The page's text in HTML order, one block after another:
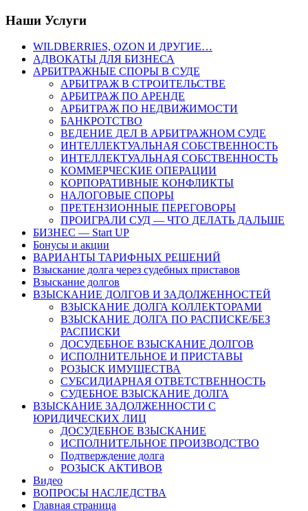
Наши Услуги
WILDBERRIES, OZON И ДРУГИЕ…
АДВОКАТЫ ДЛЯ БИЗНЕСА
АРБИТРАЖНЫЕ СПОРЫ В СУДЕ
АРБИТРАЖ В СТРОИТЕЛЬСТВЕ
АРБИТРАЖ ПО АРЕНДЕ
АРБИТРАЖ ПО НЕДВИЖИМОСТИ
БАНКРОТСТВО
ВЕДЕНИЕ ДЕЛ В АРБИТРАЖНОМ СУДЕ
ИНТЕЛЛЕКТУАЛЬНАЯ СОБСТВЕННОСТЬ
ИНТЕЛЛЕКТУАЛЬНАЯ СОБСТВЕННОСТЬ
КОММЕРЧЕСКИЕ ОПЕРАЦИИ
КОРПОРАТИВНЫЕ КОНФЛИКТЫ
НАЛОГОВЫЕ СПОРЫ
ПРЕТЕНЗИОННЫЕ ПЕРЕГОВОРЫ
ПРОИГРАЛИ СУД — ЧТО ДЕЛАТЬ ДАЛЬШЕ
БИЗНЕС — Start UP
Бонусы и акции
ВАРИАНТЫ ТАРИФНЫХ РЕШЕНИЙ
Взыскание долга через судебных приставов
Взыскание долгов
ВЗЫСКАНИЕ ДОЛГОВ И ЗАДОЛЖЕННОСТЕЙ
ВЗЫСКАНИЕ ДОЛГА КОЛЛЕКТОРАМИ
ВЗЫСКАНИЕ ДОЛГА ПО РАСПИСКЕ/БЕЗ
РАСПИСКИ
ДОСУДЕБНОЕ ВЗЫСКАНИЕ ДОЛГОВ
ИСПОЛНИТЕЛЬНОЕ И ПРИСТАВЫ
РОЗЫСК ИМУЩЕСТВА
СУБСИДИАРНАЯ ОТВЕТСТВЕННОСТЬ
СУДЕБНОЕ ВЗЫСКАНИЕ ДОЛГА
ВЗЫСКАНИЕ ЗАДОЛЖЕННОСТИ С
ЮРИДИЧЕСКИХ ЛИЦ
ДОСУДЕБНОЕ ВЗЫСКАНИЕ
ИСПОЛНИТЕЛЬНОЕ ПРОИЗВОДСТВО
Подтверждение долга
РОЗЫСК АКТИВОВ
Видео
ВОПРОСЫ НАСЛЕДСТВА
Главная страница